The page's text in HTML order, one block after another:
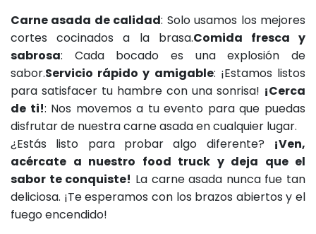
Carne asada de calidad: Solo usamos los mejores
cortes cocinados a la brasa.Comida fresca y
sabrosa: Cada bocado es una explosión de
sabor.Servicio rápido y amigable: ¡Estamos listos
para satisfacer tu hambre con una sonrisa! ¡Cerca
de ti!: Nos movemos a tu evento para que puedas
disfrutar de nuestra carne asada en cualquier lugar.
¿Estás listo para probar algo diferente? ¡Ven,
acércate a nuestro food truck y deja que el
sabor te conquiste! La carne asada nunca fue tan
deliciosa. ¡Te esperamos con los brazos abiertos y el
fuego encendido!